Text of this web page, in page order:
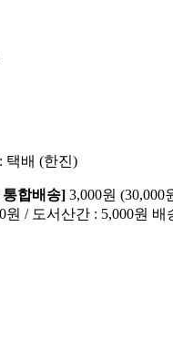
택배 (한진)
통합배송] 3,000원 (30,000
원 / 도서산간 : 5,000원 배